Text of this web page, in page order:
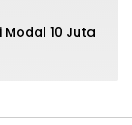
Modal 10 Juta